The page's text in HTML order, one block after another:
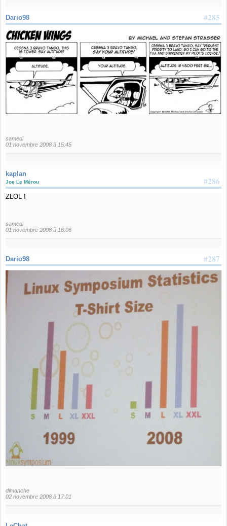
#285
Dario98
samedi
01 novembre 2008 à 15:45
kaplan
#286
Joe Le Mérou
ZLOL !
samedi
01 novembre 2008 à 16:06
#287
Dario98
dimanche
02 novembre 2008 à 17:01